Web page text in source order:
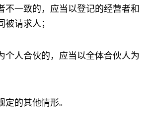
不一致的，应当以登记的经营者和
请求人；
个人合伙的，应当以全体合伙人为
定的其他情形。